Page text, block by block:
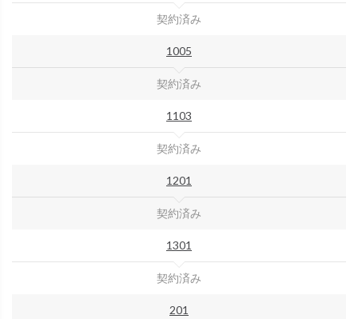
契約済み
1005
契約済み
1103
契約済み
1201
契約済み
1301
契約済み
201